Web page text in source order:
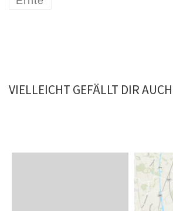
VIELLEICHT GEFÄLLT DIR AUCH